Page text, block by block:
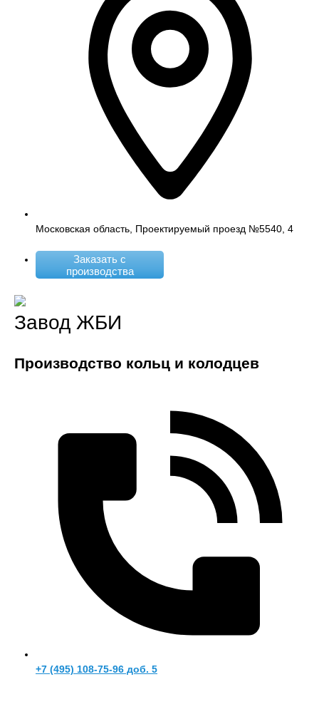
Московская область, Проектируемый проезд №5540, 4
Заказать с
производства
Завод ЖБИ
Производство кольц и колодцев
+7 (495) 108-75-96 доб. 5